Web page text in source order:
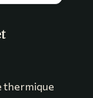
thermique